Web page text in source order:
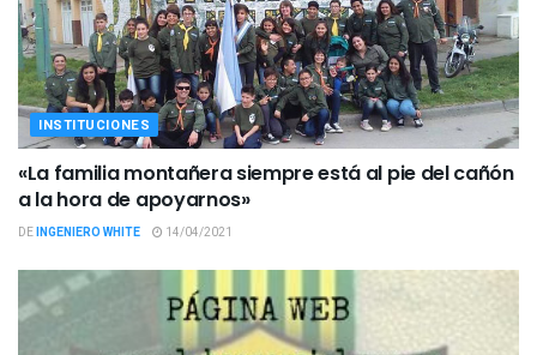
INSTITUCIONES
«La familia montañera siempre está al pie del cañón
a la hora de apoyarnos»
DEINGENIERO WHITE 14/04/2021